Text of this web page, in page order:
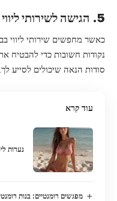
5. הגישה לשירותי ליווי בבאר שבע
כאשר מחפשים שירותי ליווי
נקודות חשובות כדי להבטיח
סודות הנאה שיכולים לסייע לך.
עוד קרא
נערות
מפגשים רומנטיים: בנות